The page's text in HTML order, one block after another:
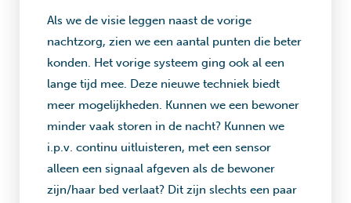
Als we de visie leggen naast de vorige
nachtzorg, zien we een aantal punten die beter
konden. Het vorige systeem ging ook al een
lange tijd mee. Deze nieuwe techniek biedt
meer mogelijkheden. Kunnen we een bewoner
minder vaak storen in de nacht? Kunnen we
i.p.v. continu uitluisteren, met een sensor
alleen een signaal afgeven als de bewoner
zijn/haar bed verlaat? Dit zijn slechts een paar